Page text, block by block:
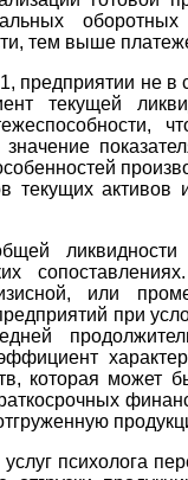
тем выше
не в
текущей
текущих активов
ликвидности
или
при
которая может
психолога